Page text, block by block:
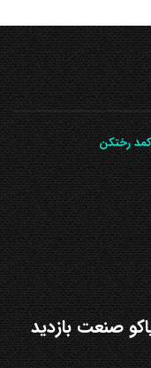
رختکن
صنعت بازدید